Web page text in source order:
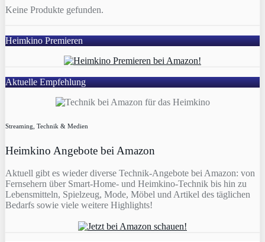
Keine Produkte gefunden.
Heimkino Premieren
Aktuelle Empfehlung
Streaming, Technik & Medien
Heimkino Angebote bei Amazon
Aktuell gibt es wieder diverse Technik-Angebote bei Amazon: von
Fernsehern über Smart-Home- und Heimkino-Technik bis hin zu
Lebensmitteln, Spielzeug, Mode, Möbel und Artikel des täglichen
Bedarfs sowie viele weitere Highlights!